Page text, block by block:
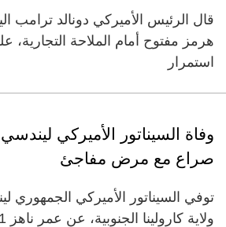
قال ​الرئيس الأميركي دونالد ترامب
هرمز مفتوح أمام ‌الملاحة التجارية،
استمرار ‌
وفاة السيناتور الأميركي
صراع مع مرض مفاجئ
توفي السيناتور الأميركي الجمهوري